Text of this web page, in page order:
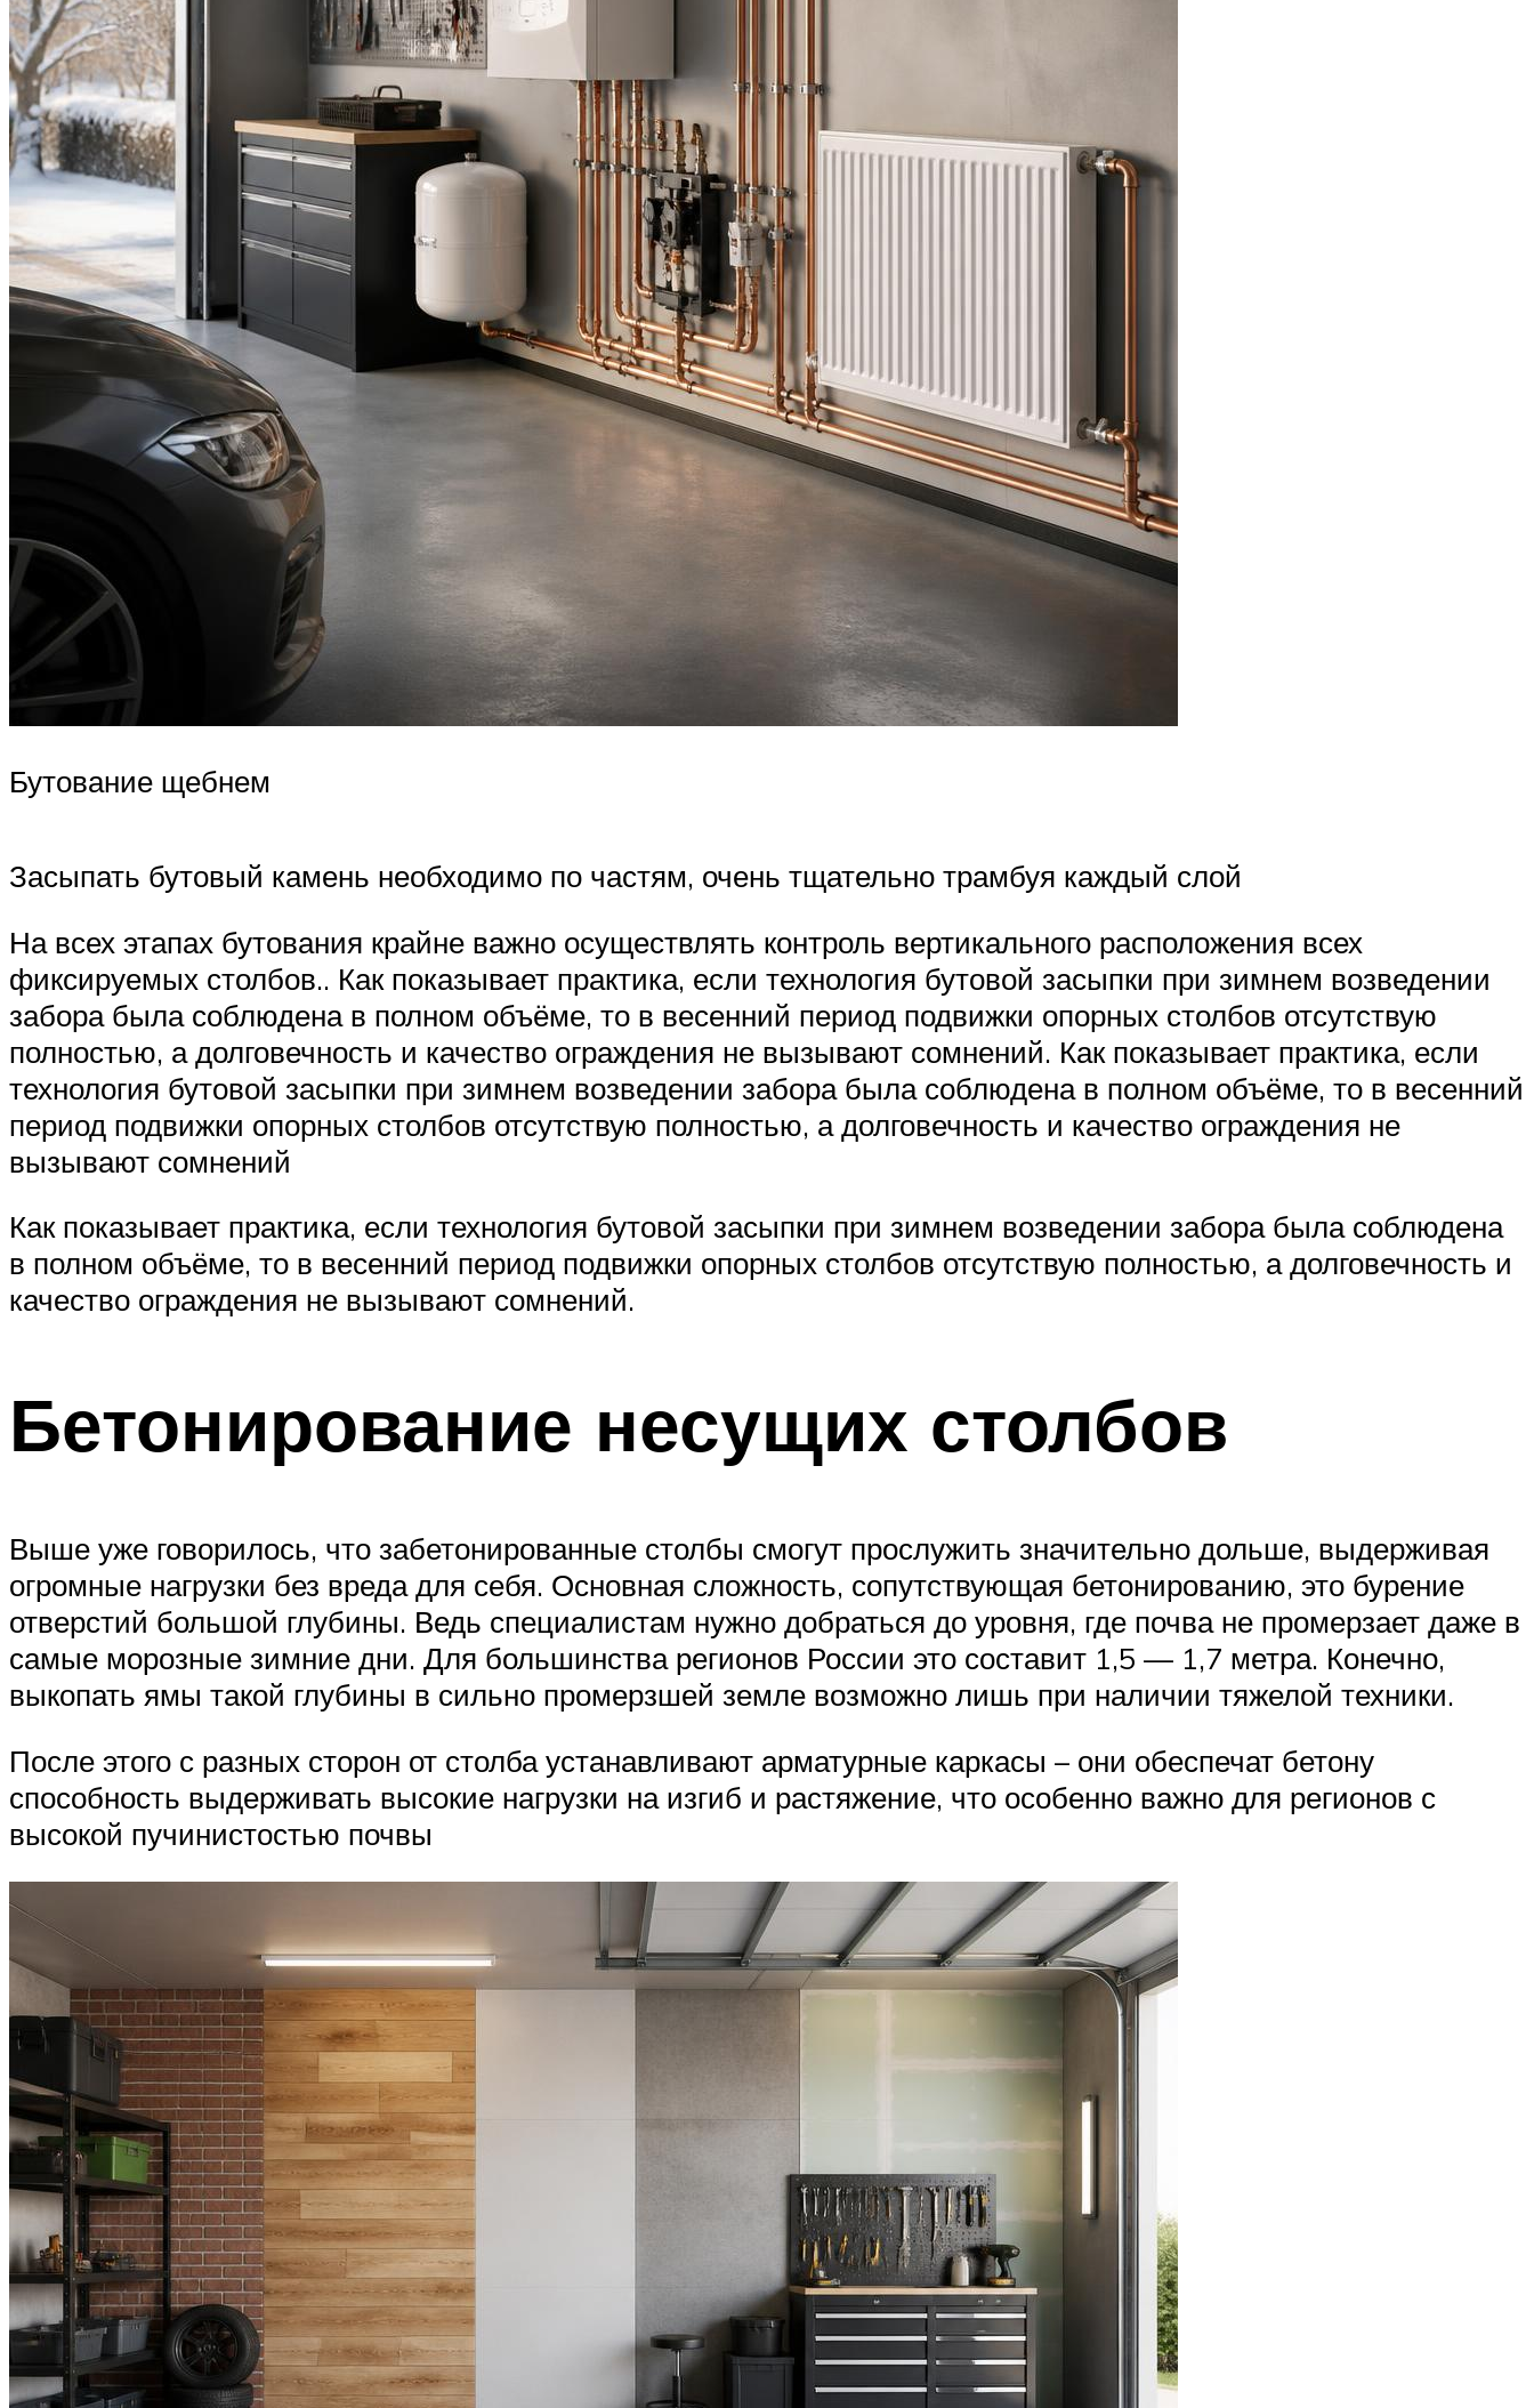
Бутование щебнем
Засыпать бутовый камень необходимо по частям, очень тщательно трамбуя каждый слой
На всех этапах бутования крайне важно осуществлять контроль вертикального расположения всех
фиксируемых столбов.. Как показывает практика, если технология бутовой засыпки при зимнем возведении
забора была соблюдена в полном объёме, то в весенний период подвижки опорных столбов отсутствую
полностью, а долговечность и качество ограждения не вызывают сомнений. Как показывает практика, если
технология бутовой засыпки при зимнем возведении забора была соблюдена в полном объёме, то в весенний
период подвижки опорных столбов отсутствую полностью, а долговечность и качество ограждения не
вызывают сомнений
Как показывает практика, если технология бутовой засыпки при зимнем возведении забора была соблюдена
в полном объёме, то в весенний период подвижки опорных столбов отсутствую полностью, а долговечность и
качество ограждения не вызывают сомнений.
Бетонирование несущих столбов
Выше уже говорилось, что забетонированные столбы смогут прослужить значительно дольше, выдерживая
огромные нагрузки без вреда для себя. Основная сложность, сопутствующая бетонированию, это бурение
отверстий большой глубины. Ведь специалистам нужно добраться до уровня, где почва не промерзает даже в
самые морозные зимние дни. Для большинства регионов России это составит 1,5 — 1,7 метра. Конечно,
выкопать ямы такой глубины в сильно промерзшей земле возможно лишь при наличии тяжелой техники.
После этого с разных сторон от столба устанавливают арматурные каркасы – они обеспечат бетону
способность выдерживать высокие нагрузки на изгиб и растяжение, что особенно важно для регионов с
высокой пучинистостью почвы